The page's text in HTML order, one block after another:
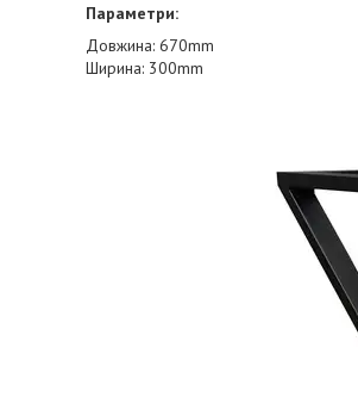
Параметри:
Довжина: 670mm
Ширина: 300mm